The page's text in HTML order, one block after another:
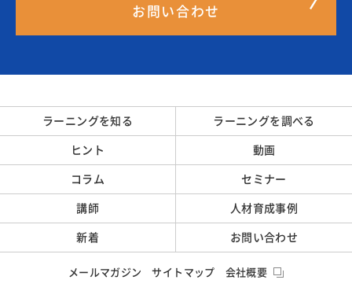
お問い合わせ
ラーニングを知る ラーニングを調べる
ヒント 動画
コラム セミナー
講師 人材育成事例
新着 お問い合わせ
メールマガジン サイトマップ 会社概要